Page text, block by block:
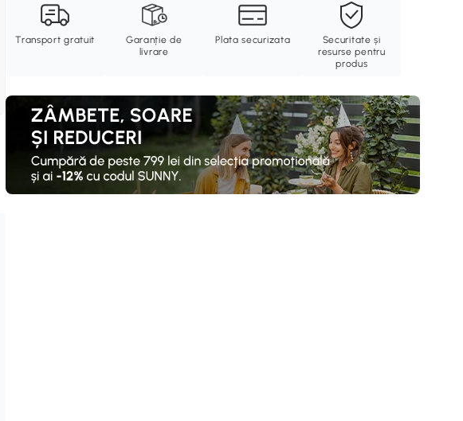
Transport gratuit
Garanție de
livrare
Plata securizata
Securitate și
resurse pentru
produs